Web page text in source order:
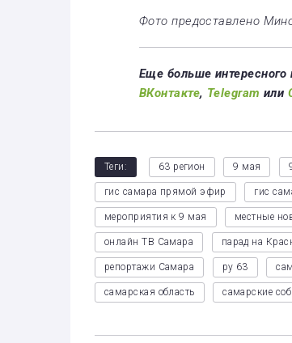
Фото предоставлено
Еще больше интересного
ВКонтакте, Telegram или
Теги: 63 регион 9 мая
гис самара прямой эфир гис
мероприятия к 9 мая местные
онлайн ТВ Самара парад на
репортажи Самара ру 63
самарская область самарские